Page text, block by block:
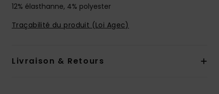
12% élasthanne, 4% polyester
Traçabilité du produit (Loi Agec)
Livraison & Retours